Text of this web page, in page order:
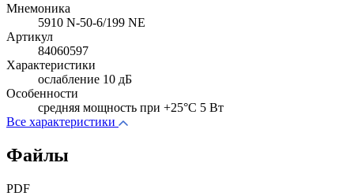
Мнемоника
5910 N-50-6/199 NE
Артикул
84060597
Характеристики
ослабление 10 дБ
Особенности
cредняя мощность при +25°C 5 Вт
Все характеристики
Файлы
PDF